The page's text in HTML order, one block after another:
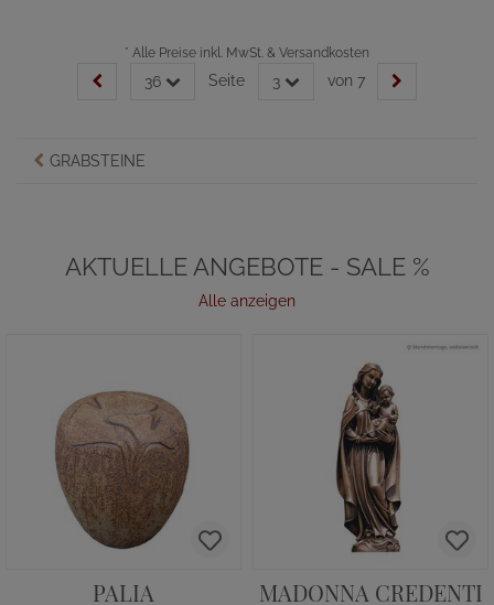
* Alle Preise inkl. MwSt. & Versandkosten
36 Seite 3 von 7
GRABSTEINE
AKTUELLE ANGEBOTE - SALE %
Alle anzeigen
PALIA MADONNA CREDENTI